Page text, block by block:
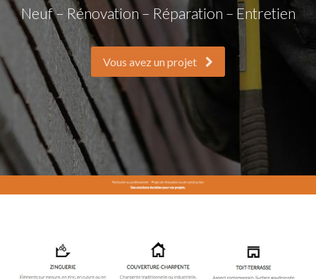
Neuf – Rénovation – Réparation – Entretien
Vous avez un projet